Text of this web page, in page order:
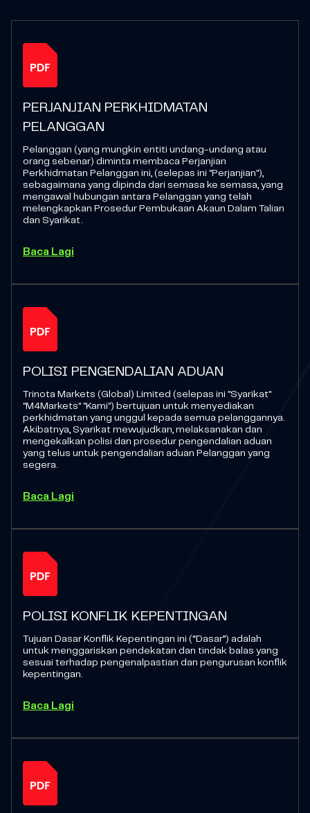
PERJANJIAN PERKHIDMATAN
PELANGGAN
Pelanggan (yang mungkin entiti undang-undang atau
orang sebenar) diminta membaca Perjanjian
Perkhidmatan Pelanggan ini, (selepas ini "Perjanjian"),
sebagaimana yang dipinda dari semasa ke semasa, yang
mengawal hubungan antara Pelanggan yang telah
melengkapkan Prosedur Pembukaan Akaun Dalam Talian
dan Syarikat.
Baca Lagi
POLISI PENGENDALIAN ADUAN
Trinota Markets (Global) Limited (selepas ini "Syarikat"
"M4Markets" "Kami") bertujuan untuk menyediakan
perkhidmatan yang unggul kepada semua pelanggannya.
Akibatnya, Syarikat mewujudkan, melaksanakan dan
mengekalkan polisi dan prosedur pengendalian aduan
yang telus untuk pengendalian aduan Pelanggan yang
segera.
Baca Lagi
POLISI KONFLIK KEPENTINGAN
Tujuan Dasar Konflik Kepentingan ini (“Dasar”) adalah
untuk menggariskan pendekatan dan tindak balas yang
sesuai terhadap pengenalpastian dan pengurusan konflik
kepentingan.
Baca Lagi